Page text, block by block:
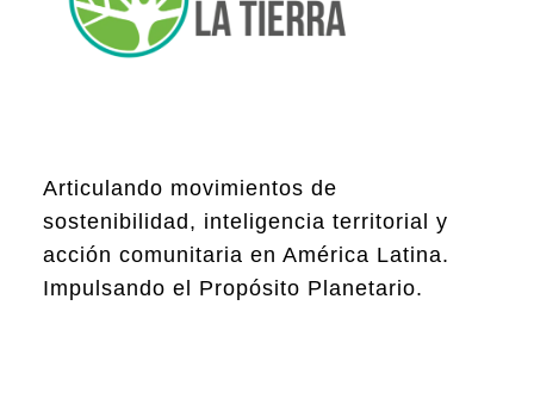
Articulando movimientos de
sostenibilidad, inteligencia territorial y
acción comunitaria en América Latina.
Impulsando el Propósito Planetario.